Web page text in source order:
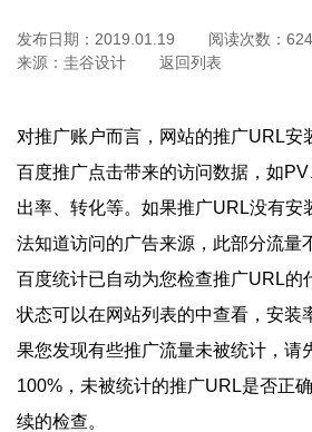
发布日期： 2019.01.19 阅读次数：
来源： 圭谷设计 返回列表
对推广账户而言，网站的推广URL安
百度推广点击带来的访问数据，如
出率、转化等。如果推广URL没有安
法知道访问的广告来源，此部分流量
百度统计已自动为您检查推广URL的
状态可以在网站列表的中查看，安装
果您发现有些推广流量未被统计，请
100%，未被统计的推广URL是否正
续的检查。